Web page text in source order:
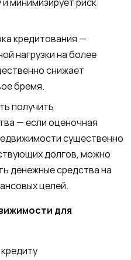
минимизирует риск
кредитования —
нагрузки на более
снижает
бремя.
получить
— если оценочная
существенно
долгов, можно
денежные средства на
целей.
для